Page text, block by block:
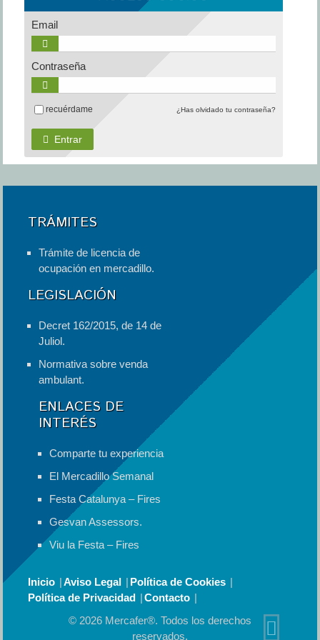
Email
Contraseña
recuérdame ¿Has olvidado tu contraseña?
Entrar
TRÁMITES
Trámite de licencia de
ocupación en mercadillo.
LEGISLACIÓN
Decret 162/2015, de 14 de
Juliol.
Normativa sobre venda
ambulant.
ENLACES DE
INTERÉS
Comparte tu experiencia
El Mercadillo Semanal
Festa Catalunya – Fires
Gesvan Assessors.
Viu la Festa – Fires
Inicio Aviso Legal
Política de Cookies
Política de Privacidad
Contacto
© 2026 Mercafer®. Todos los derechos
reservados.